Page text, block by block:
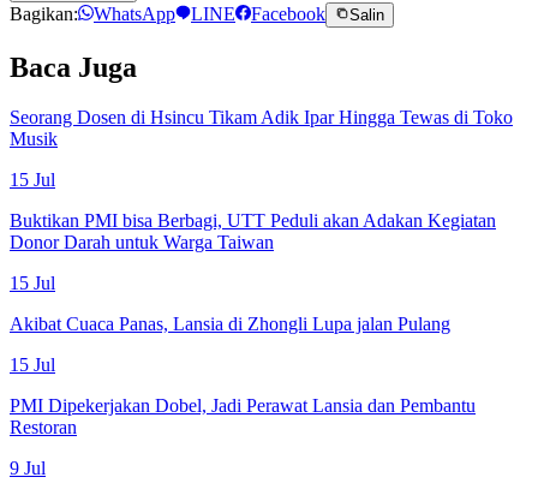
Bagikan: WhatsApp LINE Facebook Salin
Baca Juga
Seorang Dosen di Hsincu Tikam Adik Ipar Hingga Tewas di Toko
Musik
15 Jul
Buktikan PMI bisa Berbagi, UTT Peduli akan Adakan Kegiatan
Donor Darah untuk Warga Taiwan
15 Jul
Akibat Cuaca Panas, Lansia di Zhongli Lupa jalan Pulang
15 Jul
PMI Dipekerjakan Dobel, Jadi Perawat Lansia dan Pembantu
Restoran
9 Jul